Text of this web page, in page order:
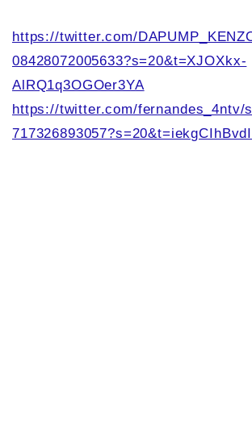
https://twitter.com/
08428072005633?s=20&t=XJOXkx-
AlRQ1q3OGOer3YA
https://twitter.com/fernandes_4ntv/